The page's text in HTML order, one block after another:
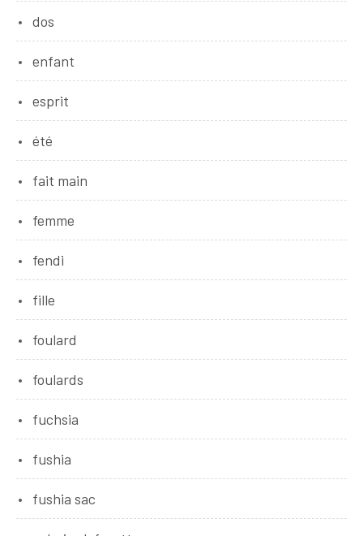
dos
enfant
esprit
été
fait main
femme
fendi
fille
foulard
foulards
fuchsia
fushia
fushia sac